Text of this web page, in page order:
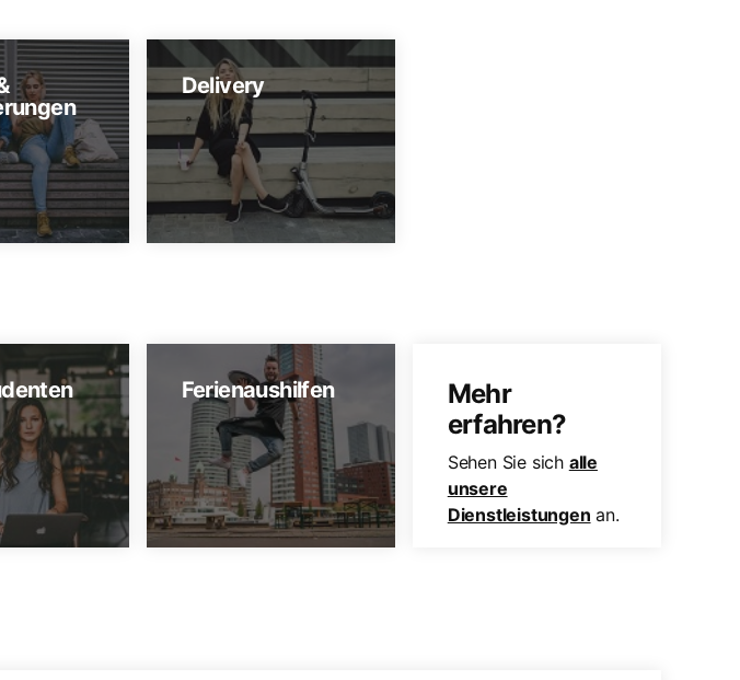
Delivery
Ferienaushilfen
Mehr
erfahren?
Sehen Sie sich alle
unsere
Dienstleistungen an.